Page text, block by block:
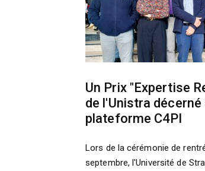
Un Prix "Expertise
de l'Unistra décerné
plateforme C4PI
Lors de la cérémonie de
septembre, l'Université de